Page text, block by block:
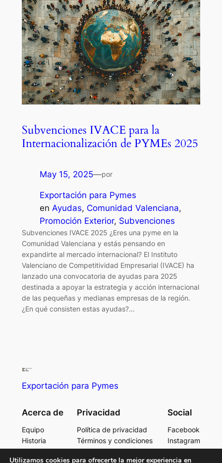
Subvenciones IVACE para la
Internacionalización de PYMEs 2025
May 15, 2025—por
Exportación para Pymes
en Ayudas, Comunidad Valenciana
Promoción Exterior, Subvenciones
Subvenciones IVACE 2025 ¿Eres una pyme en la
Comunidad Valenciana y estás pensando en
expandirte al mercado internacional? El Instituto
Valenciano de Competitividad Empresarial (IVACE) ha
lanzado una convocatoria de ayudas para 2025
destinada a apoyar la estrategia y acción internacional
de las pequeñas y medianas empresas de la región.
¿En qué consisten estas ayudas?…
Exportación para Pymes
Acerca de
Equipo
Historia
Carreras
Privacidad
Política de privacidad
Términos y condiciones
Contacta con consotros
Social
Facebook
Instagram
Twitter/X
Utilizamos cookies para ofrecerte la mejor experiencia en